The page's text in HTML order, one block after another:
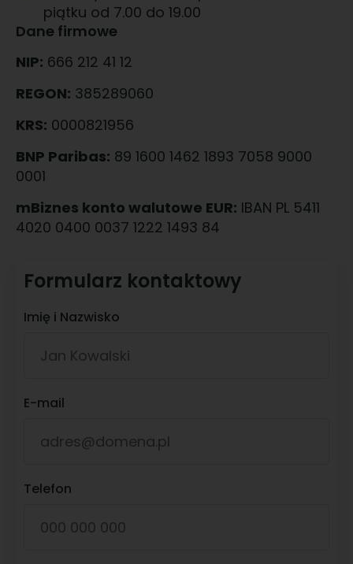
piątku od 7.00 do 19.00
Dane firmowe
NIP: 666 212 41 12
REGON: 385289060
KRS: 0000821956
BNP Paribas: 89 1600 1462 1893 7058 9000
0001
mBiznes konto walutowe EUR: IBAN PL 5411
4020 0400 0037 1222 1493 84
Formularz kontaktowy
Imię i Nazwisko
E-mail
Telefon